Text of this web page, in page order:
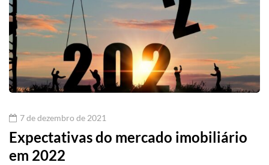
7 de dezembro de 2021
Expectativas do mercado imobiliário
em 2022